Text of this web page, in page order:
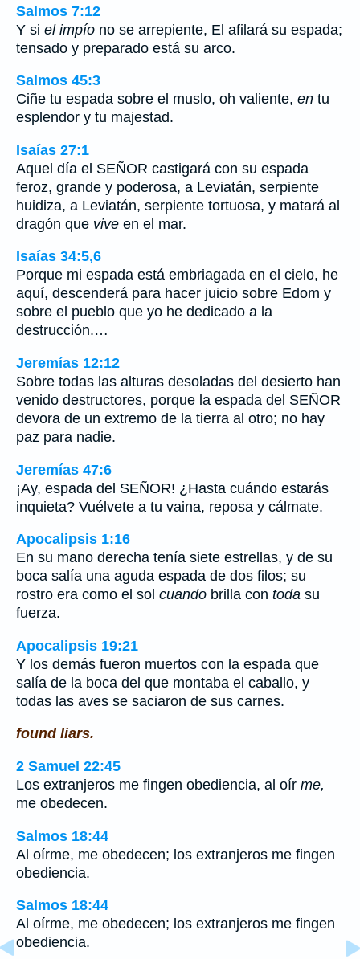
Salmos 7:12
Y si el impío no se arrepiente, El afilará su espada;
tensado y preparado está su arco.
Salmos 45:3
Ciñe tu espada sobre el muslo, oh valiente, en tu
esplendor y tu majestad.
Isaías 27:1
Aquel día el SEÑOR castigará con su espada
feroz, grande y poderosa, a Leviatán, serpiente
huidiza, a Leviatán, serpiente tortuosa, y matará al
dragón que vive en el mar.
Isaías 34:5,6
Porque mi espada está embriagada en el cielo, he
aquí, descenderá para hacer juicio sobre Edom y
sobre el pueblo que yo he dedicado a la
destrucción.…
Jeremías 12:12
Sobre todas las alturas desoladas del desierto han
venido destructores, porque la espada del SEÑOR
devora de un extremo de la tierra al otro; no hay
paz para nadie.
Jeremías 47:6
¡Ay, espada del SEÑOR! ¿Hasta cuándo estarás
inquieta? Vuélvete a tu vaina, reposa y cálmate.
Apocalipsis 1:16
En su mano derecha tenía siete estrellas, y de su
boca salía una aguda espada de dos filos; su
rostro era como el sol cuando brilla con toda su
fuerza.
Apocalipsis 19:21
Y los demás fueron muertos con la espada que
salía de la boca del que montaba el caballo, y
todas las aves se saciaron de sus carnes.
found liars.
2 Samuel 22:45
Los extranjeros me fingen obediencia, al oír me,
me obedecen.
Salmos 18:44
Al oírme, me obedecen; los extranjeros me fingen
obediencia.
Salmos 18:44
Al oírme, me obedecen; los extranjeros me fingen
obediencia.